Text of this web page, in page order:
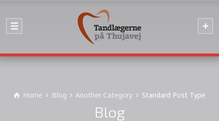
Home Blog Another Category Standard Post Type
Blog